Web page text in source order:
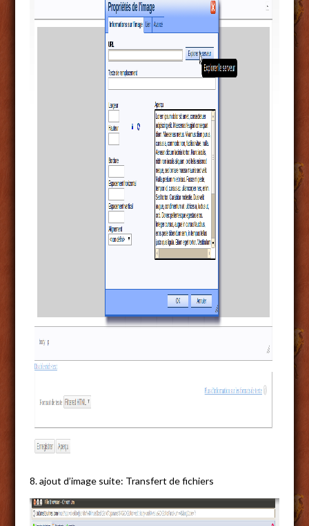
8. ajout d’image suite: Transfert de fichiers